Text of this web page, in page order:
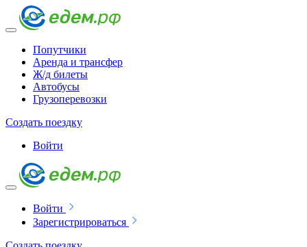
Попутчики
Аренда и трансфер
Ж/д билеты
Автобусы
Грузоперевозки
Создать поездку
Войти
Войти
Зарегистрироваться